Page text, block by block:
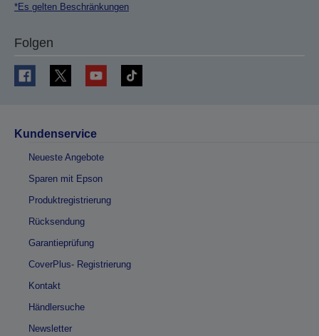
*Es gelten Beschränkungen
Folgen
Kundenservice
Neueste Angebote
Sparen mit Epson
Produktregistrierung
Rücksendung
Garantieprüfung
CoverPlus- Registrierung
Kontakt
Händlersuche
Newsletter